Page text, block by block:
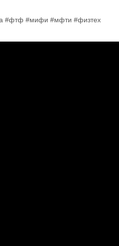
#фтф #мифи #мфти #физтех